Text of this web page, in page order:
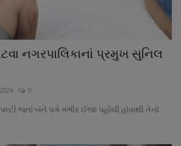
નગરપાલિકાનાં પ્રમુખ સુનિલ
0
જતાં બંને પગે ગંભીર ઈજા પહોંચી હોવાથી તેનો